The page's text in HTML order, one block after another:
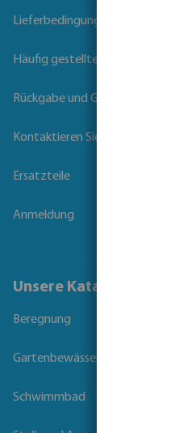
Lieferbedingungen
Häufig gestellte Fragen
Rückgabe und Garantie
Kontaktieren Sie uns
Ersatzteile
Anmeldung
Unsere Kataloge
Beregnung
Gartenbewässerung
Schwimmbad